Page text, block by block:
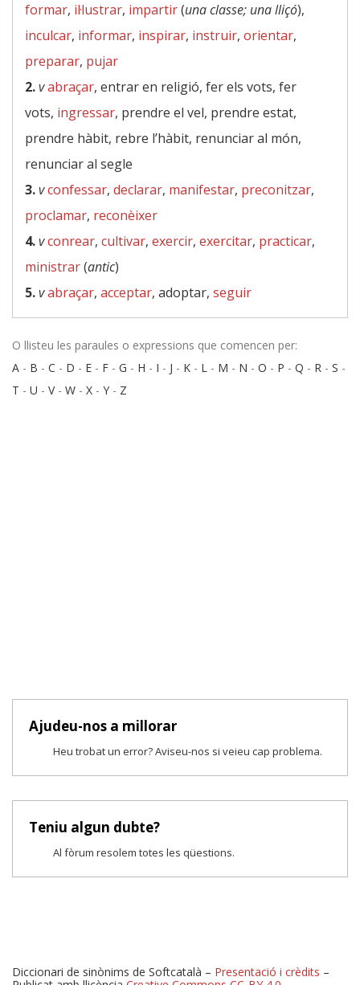
formar, il·lustrar, impartir(una classe; una lliçó),
inculcar, informar, inspirar, instruir, orientar,
preparar, pujar
2.vabraçar, entrar en religió, fer els vots, fer
vots, ingressar, prendre el vel, prendre estat,
prendre hàbit, rebre l’hàbit, renunciar al món,
renunciar al segle
3.vconfessar, declarar, manifestar, preconitzar,
proclamar, reconèixer
4.vconrear, cultivar, exercir, exercitar, practicar,
ministrar(antic)
5.vabraçar, acceptar, adoptar, seguir
O llisteu les paraules o expressions que comencen per:
A - B - C - D - E - F - G - H - I - J - K - L - M - N - O - P - Q - R - S -
T - U - V- W - X - Y - Z
Ajudeu-nos a millorar
Heu trobat un error? Aviseu-nos si veieu cap problema.
Teniu algun dubte?
Al fòrum resolem totes les qüestions.
Diccionari de sinònims de Softcatalà – Presentació i crèdits –